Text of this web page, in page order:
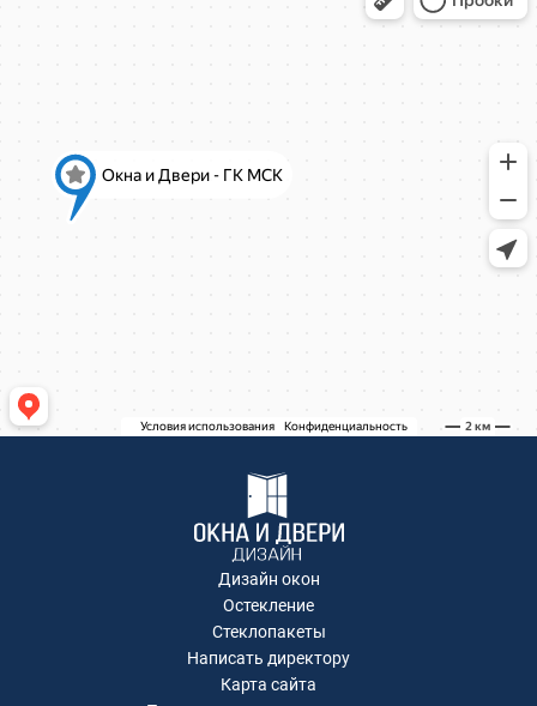
Коминтерна, 22
Ивантеевка, Хлебозаводская улица, 30
Коминтерна, 22
Коминтерна, 22
Коминтерна, 22
Коминтерна, 22
Коминтерна, 22
Рождественская, д.2
Коминтерна, 22
Дизайн окон
Остекление
Стеклопакеты
Написать директору
Карта сайта